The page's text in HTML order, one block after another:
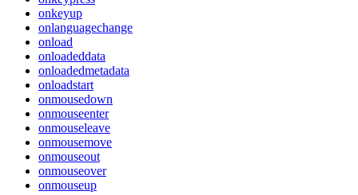
onkeyup
onlanguagechange
onload
onloadeddata
onloadedmetadata
onloadstart
onmousedown
onmouseenter
onmouseleave
onmousemove
onmouseout
onmouseover
onmouseup